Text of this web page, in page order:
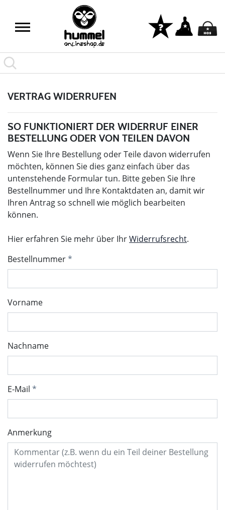
VERTRAG WIDERRUFEN
SO FUNKTIONIERT DER WIDERRUF EINER
BESTELLUNG ODER VON TEILEN DAVON
Wenn Sie Ihre Bestellung oder Teile davon widerrufen
möchten, können Sie dies ganz einfach über das
untenstehende Formular tun. Bitte geben Sie Ihre
Bestellnummer und Ihre Kontaktdaten an, damit wir
Ihren Antrag so schnell wie möglich bearbeiten
können.
Hier erfahren Sie mehr über IhrWiderrufsrecht.
Bestellnummer
Vorname
Nachname
E-Mail
Anmerkung